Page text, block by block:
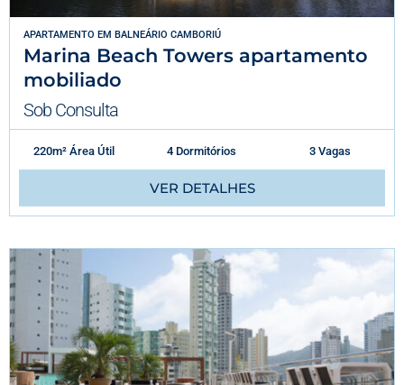
APARTAMENTO EM BALNEÁRIO CAMBORIÚ
Marina Beach Towers apartamento
mobiliado
Sob Consulta
220m² Área Útil 4 Dormitórios 3 Vagas
VER DETALHES